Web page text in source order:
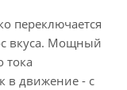
переключается
вкуса. Мощный
тока
в движение - с